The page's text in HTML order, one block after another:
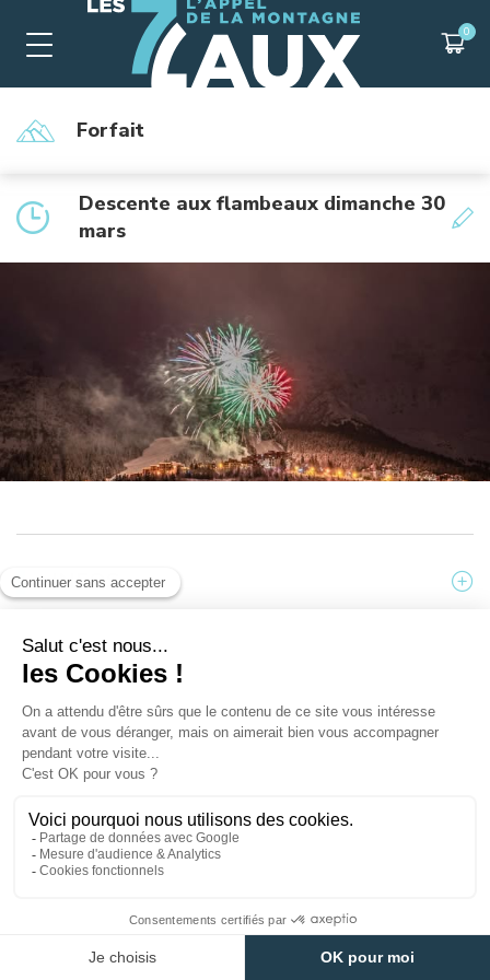
Forfait
Descente aux flambeaux dimanche 30
mars
INFOS
Ce produit n'est plus disponible à
Forfait rechargeable
Vous pouvez recharger vos supports magnétiques ayant un